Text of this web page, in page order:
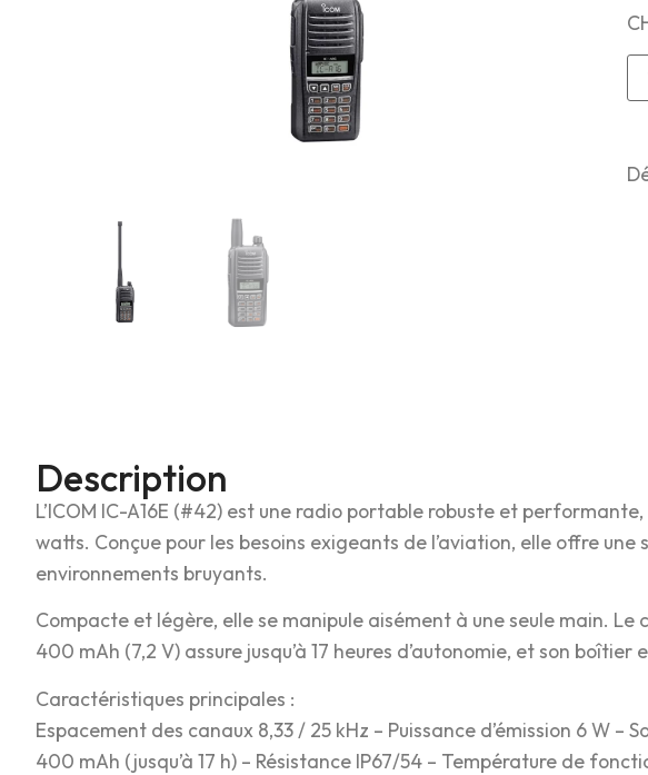
Description
L’ICOM IC-A16E (#42) est une radio portable robuste et
watts. Conçue pour les besoins exigeants de l’aviation, elle offre
environnements bruyants.
Compacte et légère, elle se manipule aisément à une seule main.
400 mAh (7,2 V) assure jusqu’à 17 heures d’autonomie, et son
Caractéristiques principales :
Espacement des canaux 8,33 / 25 kHz – Puissance d’émission 6 W
400 mAh (jusqu’à 17 h) – Résistance IP67/54 – Température de